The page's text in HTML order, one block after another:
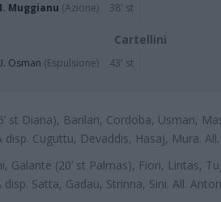
Muggianu (Azione) 38' st
Cartellini
Osman (Espulsione) 43' st
st Diana), Barilari, Cordoba, Usman,
Cuguttu, Devaddis, Hasaj, Mura.
Galante (20’ st Palmas), Fiori, Lintas,
Satta, Gadau, Strinna, Sini. All.